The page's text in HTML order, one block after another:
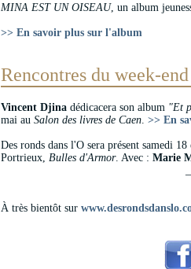
MINA EST UN OISEAU, un album
>> En savoir plus sur l'album
Rencontres du week-end
Vincent Djina dédicacera son album "Et
mai au Salon des livres de Caen. >> En
Des ronds dans l'O sera présent samedi
Portrieux, Bulles d'Armor. Avec : Marie
À très bientôt sur